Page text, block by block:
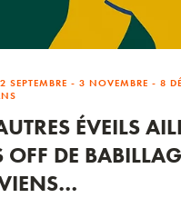
SEPTEMBRE -3 NOVEMBRE -8
ÉVEILS
OFF DE